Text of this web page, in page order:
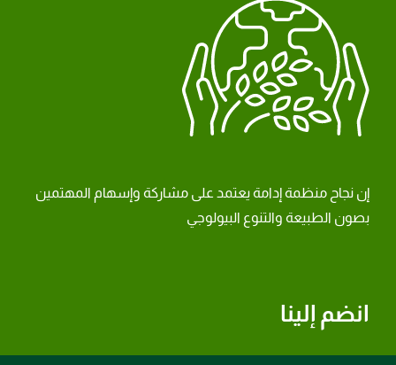
انضم إلينا
إن نجاح منظمة إدامة يعتمد على مشاركة وإسهام المهتمين
بصون الطبيعة والتنوع البيولوجي